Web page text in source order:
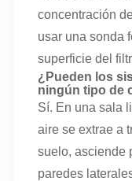
concentración
usar una sonda
superficie del
¿Pueden los
ningún tipo de
Sí. En una sala
aire se extrae a
suelo, asciende
paredes